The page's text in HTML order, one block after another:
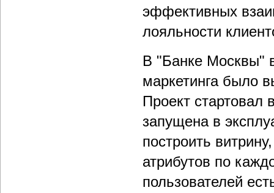
эффективных
лояльности
В "Банке Москвы"
маркетинга было
Проект стартовал
запущена в
построить
атрибутов по
пользователей